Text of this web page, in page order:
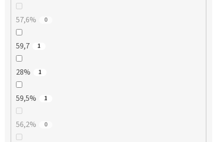
57,6% 0
59,7 1
28% 1
59,5% 1
56,2% 0